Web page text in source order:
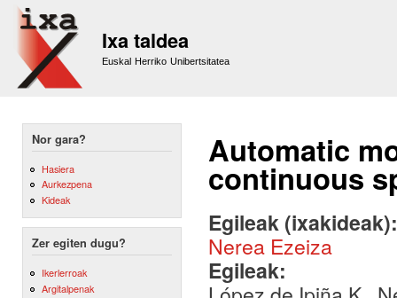
Ixa taldea
Euskal Herriko Unibertsitatea
Nor gara?
Hasiera
Aurkezpena
Kideak
Zer egiten dugu?
Ikerlerroak
Argitalpenak
Automatic
continuous
Egileak
Nerea Ezeiza
Egileak: